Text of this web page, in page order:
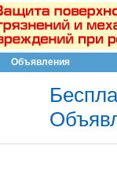
Объявления